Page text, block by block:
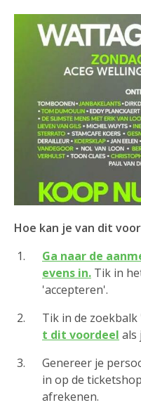
Hoe kan je van dit
Ga naar de
evens in. Tik in
'accepteren'.
Tik in de
t dit voordeel als
Genereer je
in op de
afrekenen.